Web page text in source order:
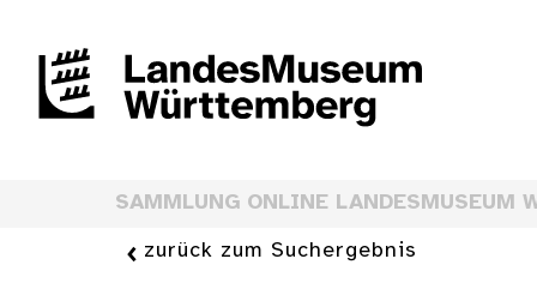
SAMMLUNG ONLINE LANDESMUSEUM
zurück zum Suchergebnis